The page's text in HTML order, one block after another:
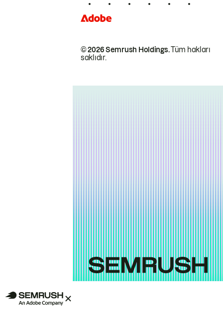
© 2026 Semrush Holdings.Tüm hakları
saklıdır.